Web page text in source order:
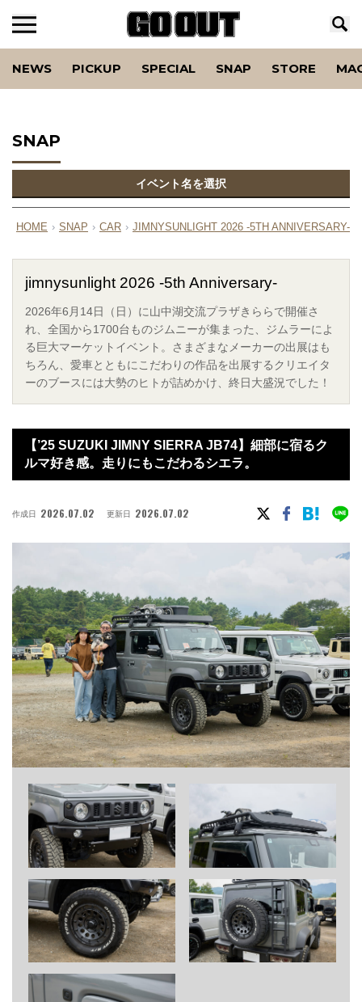
NEWS PICKUP SPECIAL SNAP STORE
SNAP
イベント名を選択
HOME › SNAP › CAR › JIMNYSUNLIGHT 2026 -5TH ANNIVERSARY-
jimnysunlight 2026 -5th Anniversary-
2026年6月14日（日）に山中湖交流プラザきららで開催さ
れ、全国から1700台ものジムニーが集まった、ジムラーによ
る巨大マーケットイベント。さまざまなメーカーの出展はも
ちろん、愛車とともにこだわりの作品を出展するクリエイタ
ーのブースには大勢のヒトが詰めかけ、終日大盛況でした！
【’25 SUZUKI JIMNY SIERRA JB74】細部に宿るク
ルマ好き感。走りにもこだわるシエラ。
作成日 2026.07.02 更新日 2026.07.02